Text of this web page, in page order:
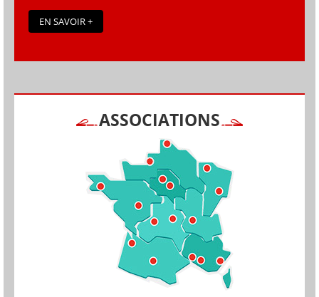
EN SAVOIR +
ASSOCIATIONS